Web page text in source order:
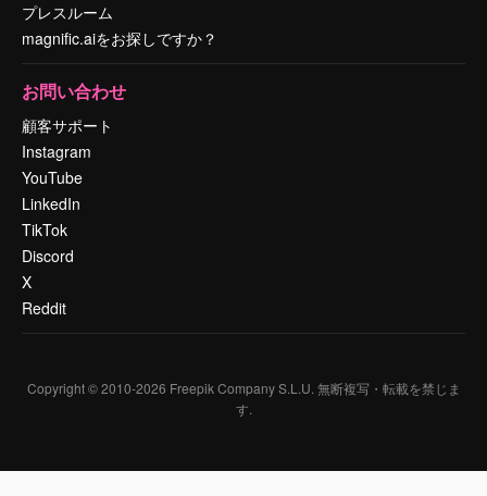
プレスルーム
magnific.aiをお探しですか？
お問い合わせ
顧客サポート
Instagram
YouTube
LinkedIn
TikTok
Discord
X
Reddit
Copyright © 2010-2026 Freepik Company S.L.U. 無断複写・転載を禁じま
す.